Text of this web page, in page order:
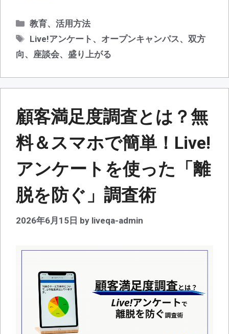
カ
テ
ゴ
リ
教育、活用方法
タ
グ
Live!アンケート 、 オープンキャンパス、双方
向、 座談会、 盛り上がる
顧客満足度調査とは？無
料＆スマホで簡単！Live!
アンケートを使った「離
脱を防ぐ」調査術
2026年6月15日 by liveqa-admin